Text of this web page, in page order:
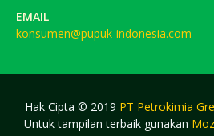
EMAIL
konsumen@pupuk-indonesia.com
Hak Cipta © 2019 PT Petrokimia
Untuk tampilan terbaik gunakan